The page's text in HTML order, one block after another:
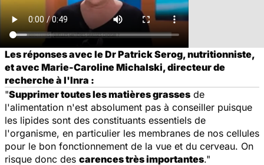
Les réponses avec le Dr Patrick Serog, nutritionniste,
et avec Marie-Caroline Michalski, directeur de
recherche à l'Inra :
"Supprimer toutes les matières grasses de
l'alimentation n'est absolument pas à conseiller puisque
les lipides sont des constituants essentiels de
l'organisme, en particulier les membranes de nos cellules
pour le bon fonctionnement de la vue et du cerveau. On
risque donc des carences très importantes."